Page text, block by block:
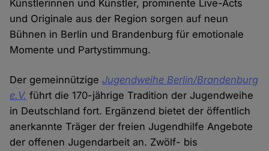
Künstlerinnen und Künstler, prominente Live-Acts
und Originale aus der Region sorgen auf neun
Bühnen in Berlin und Brandenburg für emotionale
Momente und Partystimmung.
Der gemeinnützigeJugendweihe Berlin/Brandenburg
e.V. führt die 170-jährige Tradition der Jugendweihe
in Deutschland fort. Ergänzend bietet der öffentlich
anerkannte Träger der freien Jugendhilfe Angebote
der offenen Jugendarbeit an. Zwölf- bis